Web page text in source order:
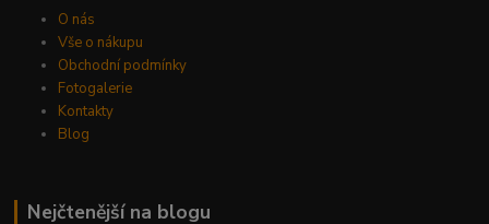
O nás
Vše o nákupu
Obchodní podmínky
Fotogalerie
Kontakty
Blog
Nejčtenější na blogu